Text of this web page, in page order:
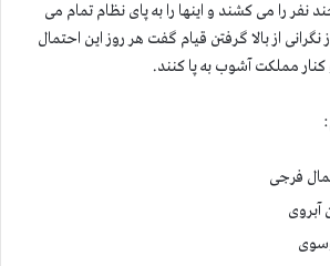
را می کشند و اینها را به پای نظام تمام می
از بالا گرفتن قیام گفت هر روز این احتمال
مملکت آشوب به پا کنند.
فرجی